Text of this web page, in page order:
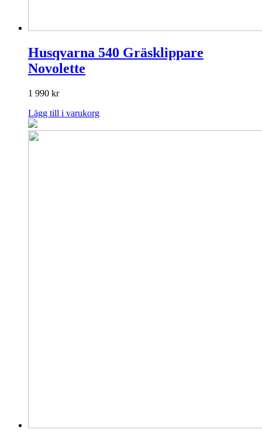
Husqvarna 540 Gräsklippare
Novolette
1 990 kr
Lägg till i varukorg